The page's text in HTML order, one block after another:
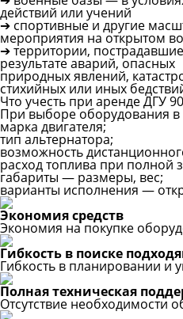
действий или учений
➔ спортивные и другие
мероприятия на открытом
➔ территории,
результате аварий, опасных
природных явлений,
стихийных или иных
Что учесть при аренде ДГУ
При выборе оборудования
марка двигателя;
тип альтернатора;
возможность
расход топлива при полной
габариты — размеры, вес;
варианты исполнения —
Экономия средств
Экономия на покупке
Гибкость в поиске
Гибкость в планировании и
Полная техническая
Отсутствие необходимости